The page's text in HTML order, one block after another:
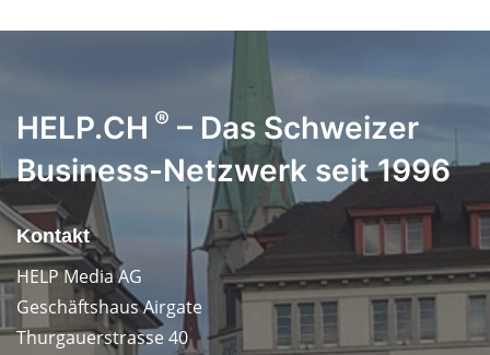
HELP.CH ® – Das Schweizer
Business-Netzwerk seit 1996
Kontakt
HELP Media AG
Geschäftshaus Airgate
Thurgauerstrasse 40